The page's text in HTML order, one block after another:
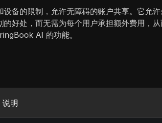
备的限制，允许无障碍的账户共享。它允
好处，而无需为每个用户承担额外费用，
AI 的功能。
说明